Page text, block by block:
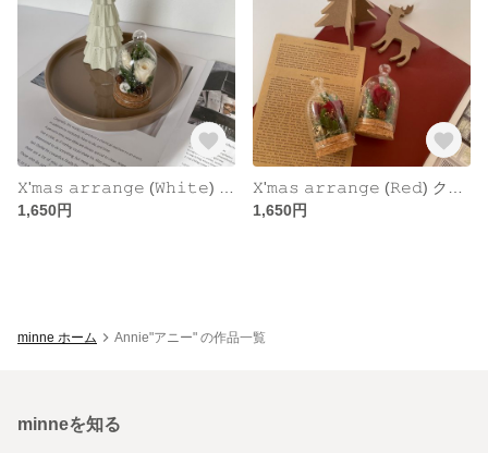
1,650円
1,650円
minne ホーム Annie"アニー" の作品一覧
minneを知る